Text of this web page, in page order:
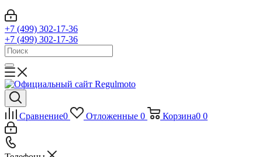
+7 (499) 302-17-36
+7 (499) 302-17-36
Сравнение0 Отложенные 0 Корзина0 0